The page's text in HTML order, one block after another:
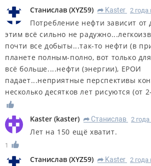
Станислав (XYZ59) R Kaster 2 года
Потребление нефти зависит от
этим всё сильно не
почти все добыты...так-то нефти (в
планете полным-полно, вот только
всё больше....нефти (энергии), ЕРОИ
падает...неприятные перспективы
несколько десятков лет рисуются (от
Kaster (kaster) R Станислав 2
Лет на 150 ещё хватит.
1
Станислав (XYZ59) R Kaster 2 года